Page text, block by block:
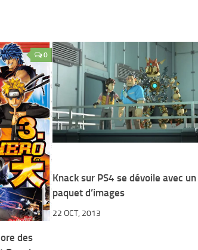
0
des
Knack sur PS4 se dévoile avec un
paquet d’images
22 OCT, 2013